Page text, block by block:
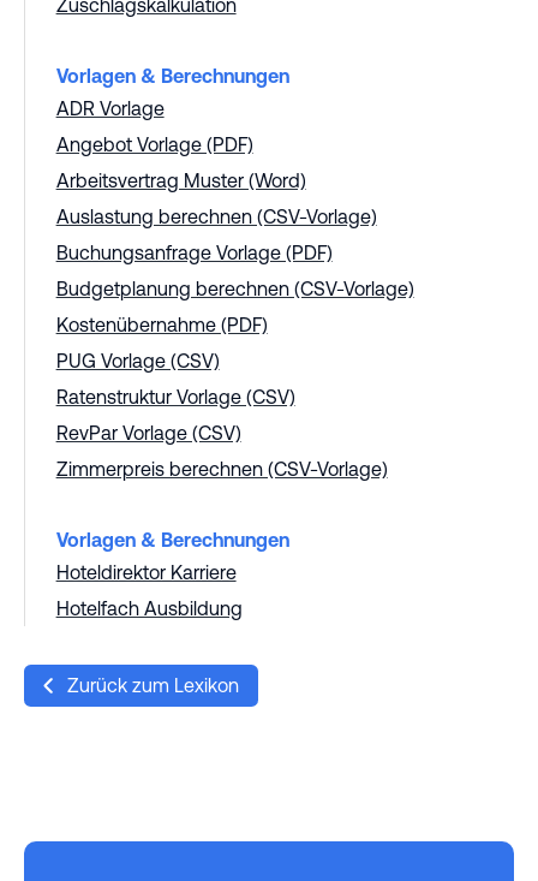
Zuschlagskalkulation
Vorlagen & Berechnungen
ADR Vorlage
Angebot Vorlage (PDF)
Arbeitsvertrag Muster (Word)
Auslastung berechnen (CSV-Vorlage)
Buchungsanfrage Vorlage (PDF)
Budgetplanung berechnen (CSV-Vorlage)
Kostenübernahme (PDF)
PUG Vorlage (CSV)
Ratenstruktur Vorlage (CSV)
RevPar Vorlage (CSV)
Zimmerpreis berechnen (CSV-Vorlage)
Vorlagen & Berechnungen
Hoteldirektor Karriere
Hotelfach Ausbildung
Zurück zum Lexikon